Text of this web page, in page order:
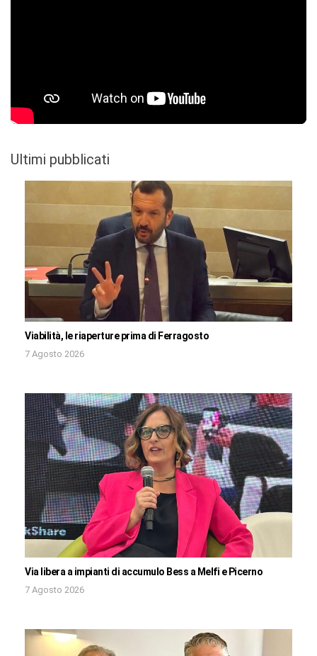
Ultimi pubblicati
Viabilità, le riaperture prima di Ferragosto
7 Agosto 2026
Via libera a impianti di accumulo Bess a Melfi e Picerno
7 Agosto 2026